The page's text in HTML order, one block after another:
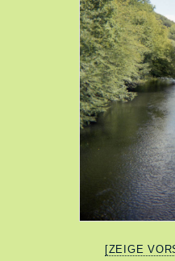
[ZEIGE